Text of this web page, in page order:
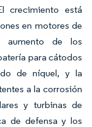
crecimiento está
en motores de
aumento de los
para cátodos
de níquel, y la
a la corrosión
y turbinas de
de defensa y los